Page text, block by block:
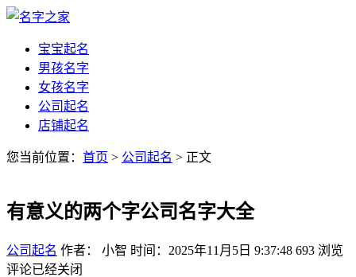
宝宝起名
男孩名字
女孩名字
公司起名
店铺起名
您当前位置： 首页 > 公司起名 > 正文
有意义的两个字公司名字大全
公司起名 作者： 小智 时间：2025年11月5日 9:37:48 693 浏览
评论已经关闭